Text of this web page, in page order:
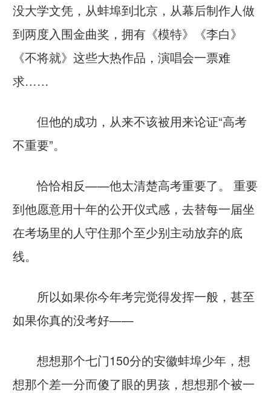
没大学文凭，从蚌埠到北京，从幕后制作人做
到两度入围金曲奖，拥有《模特》《李白》
《不将就》这些大热作品，演唱会一票难
求……
但他的成功，从来不该被用来论证“高考
不重要”。
恰恰相反——他太清楚高考重要了。 重要
到他愿意用十年的公开仪式感，去替每一届坐
在考场里的人守住那个至少别主动放弃的底
线。
所以如果你今年考完觉得发挥一般，甚至
如果你真的没考好——
想想那个七门150分的安徽蚌埠少年，想
想那个差一分而傻了眼的男孩，想想那个被一